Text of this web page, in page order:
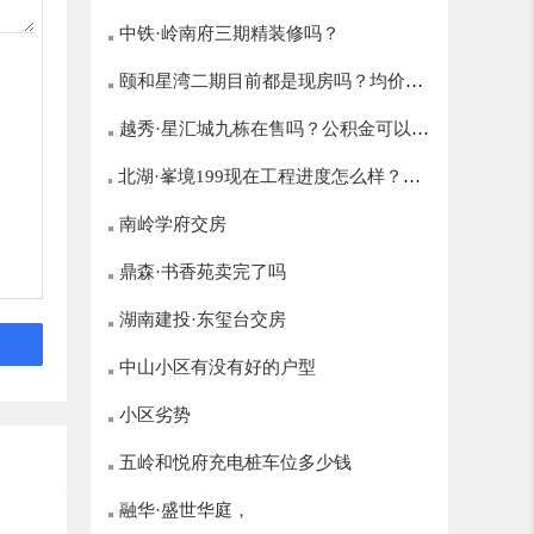
中铁·岭南府三期精装修吗？
颐和星湾二期目前都是现房吗？均价多
少？
越秀·星汇城九栋在售吗？公积金可以贷
多少？
北湖·峯境199现在工程进度怎么样？什
么时候开盘？
南岭学府交房
鼎森·书香苑卖完了吗
湖南建投·东玺台交房
中山小区有没有好的户型
小区劣势
五岭和悦府充电桩车位多少钱
融华·盛世华庭，